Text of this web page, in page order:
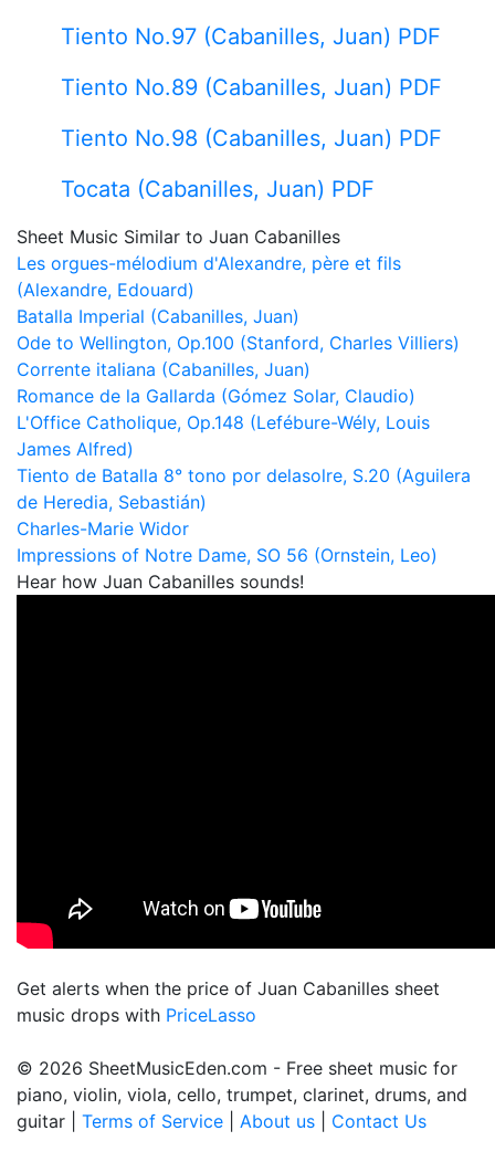
Tiento No.97 (Cabanilles, Juan) PDF
Tiento No.89 (Cabanilles, Juan) PDF
Tiento No.98 (Cabanilles, Juan) PDF
Tocata (Cabanilles, Juan) PDF
Sheet Music Similar to Juan Cabanilles
Les orgues-mélodium d'Alexandre, père et fils
(Alexandre, Edouard)
Batalla Imperial (Cabanilles, Juan)
Ode to Wellington, Op.100 (Stanford, Charles Villiers)
Corrente italiana (Cabanilles, Juan)
Romance de la Gallarda (Gómez Solar, Claudio)
L'Office Catholique, Op.148 (Lefébure-Wély, Louis
James Alfred)
Tiento de Batalla 8° tono por delasolre, S.20 (Aguilera
de Heredia, Sebastián)
Charles-Marie Widor
Impressions of Notre Dame, SO 56 (Ornstein, Leo)
Hear how Juan Cabanilles sounds!
Get alerts when the price of Juan Cabanilles sheet
music drops with PriceLasso
© 2026 SheetMusicEden.com - Free sheet music for
piano, violin, viola, cello, trumpet, clarinet, drums, and
guitar | Terms of Service About us Contact Us